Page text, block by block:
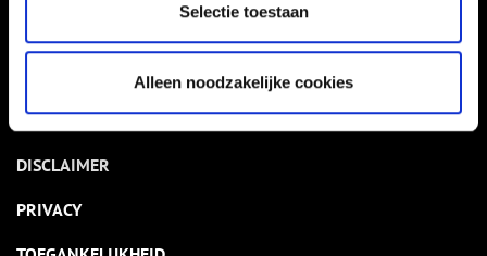
Selectie toestaan
Alleen noodzakelijke cookies
NIEUWSBRIEF
DISCLAIMER
PRIVACY